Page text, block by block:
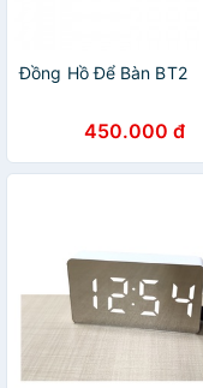
Đồng Hồ Để Bàn BT2
450.000 đ